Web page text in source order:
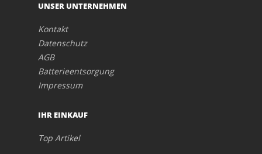
UNSER UNTERNEHMEN
Kontakt
Datenschutz
AGB
Batterieentsorgung
Impressum
IHR EINKAUF
Top Artikel